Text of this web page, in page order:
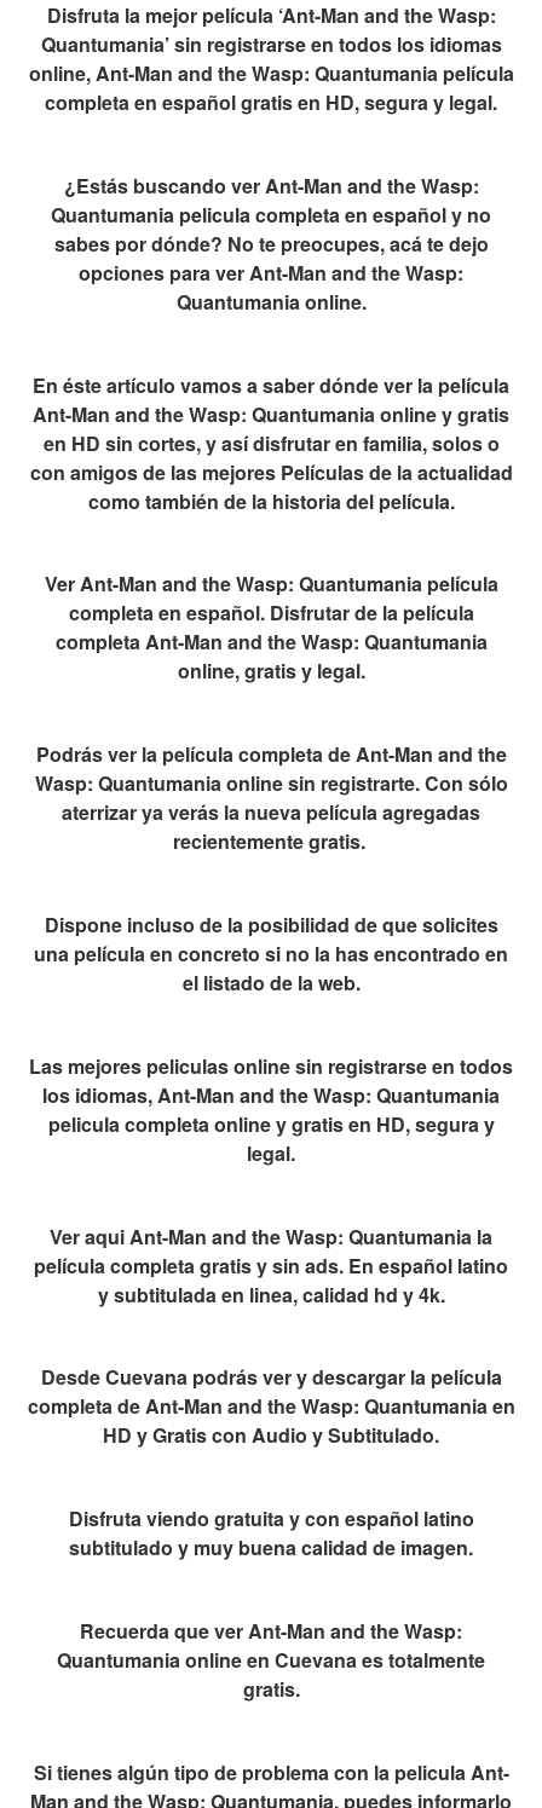
Disfruta la mejor película ‘Ant-Man and the Wasp:
Quantumania’ sin registrarse en todos los idiomas
online, Ant-Man and the Wasp: Quantumania película
completa en español gratis en HD, segura y legal.
¿Estás buscando ver Ant-Man and the Wasp:
Quantumania pelicula completa en español y no
sabes por dónde? No te preocupes, acá te dejo
opciones para ver Ant-Man and the Wasp:
Quantumania online.
En éste artículo vamos a saber dónde ver la película
Ant-Man and the Wasp: Quantumania online y gratis
en HD sin cortes, y así disfrutar en familia, solos o
con amigos de las mejores Películas de la actualidad
como también de la historia del película.
Ver Ant-Man and the Wasp: Quantumania película
completa en español. Disfrutar de la película
completa Ant-Man and the Wasp: Quantumania
online, gratis y legal.
Podrás ver la película completa de Ant-Man and the
Wasp: Quantumania online sin registrarte. Con sólo
aterrizar ya verás la nueva película agregadas
recientemente gratis.
Dispone incluso de la posibilidad de que solicites
una película en concreto si no la has encontrado en
el listado de la web.
Las mejores peliculas online sin registrarse en todos
los idiomas, Ant-Man and the Wasp: Quantumania
pelicula completa online y gratis en HD, segura y
legal.
Ver aqui Ant-Man and the Wasp: Quantumania la
película completa gratis y sin ads. En español latino
y subtitulada en linea, calidad hd y 4k.
Desde Cuevana podrás ver y descargar la película
completa de Ant-Man and the Wasp: Quantumania en
HD y Gratis con Audio y Subtitulado.
Disfruta viendo gratuita y con español latino
subtitulado y muy buena calidad de imagen.
Recuerda que ver Ant-Man and the Wasp:
Quantumania online en Cuevana es totalmente
gratis.
Si tienes algún tipo de problema con la pelicula Ant-
Man and the Wasp: Quantumania, puedes informarlo